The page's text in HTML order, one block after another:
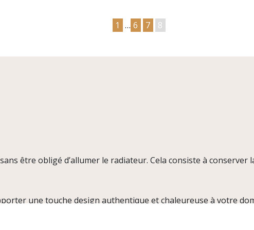
1 … 6 7 8
être obligé d’allumer le radiateur. Cela consiste à conserver
une touche design authentique et chaleureuse à votre